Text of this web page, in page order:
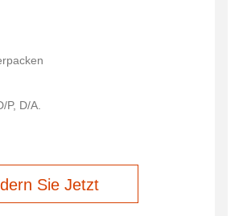
P, D/A.
Sie Jetzt